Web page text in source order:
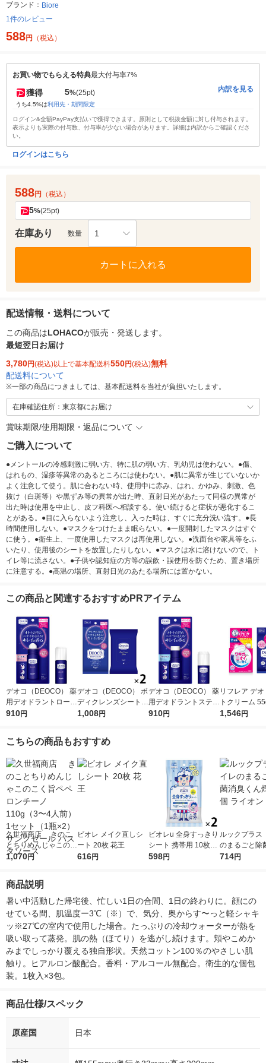
ブランド： Biore
1件のレビュー
588円 （税込）
お買い物でもらえる特典最大付与率7%
獲得 5%(25pt)
うち4.5%は利用先・期間限定
内訳を見る
ログイン&全額PayPay支払いで獲得できます。原則として税抜金額に対し付与されます。
表示よりも実際の付与数、付与率が少ない場合があります。詳細は内訳からご確認くださ
い。
ログインはこちら
588円 （税込）
5%(25pt)
在庫あり 数量 1
カートに入れる
配送情報・送料について
この商品はLOHACOが販売・発送します。
最短翌日お届け
3,780円(税込)以上で基本配送料550円(税込)無料
配送料について
※一部の商品につきましては、基本配送料を当社が負担いたします。
在庫確認住所：東京都にお届け
賞味期限/使用期限・返品について
ご購入について
●メントールの冷感刺激に弱い方、特に肌の弱い方、乳幼児は使わない。●傷、
はれもの、湿疹等異常のあるところには使わない。●肌に異常が生じていないか
よく注意して使う。肌に合わない時、使用中に赤み、はれ、かゆみ、刺激、色
抜け（白斑等）や黒ずみ等の異常が出た時、直射日光があたって同様の異常が
出た時は使用を中止し、皮フ科医へ相談する。使い続けると症状が悪化するこ
とがある。●目に入らないよう注意し、入った時は、すぐに充分洗い流す。●長
時間使用しない。●マスクをつけたまま眠らない。●一度開封したマスクはすぐ
に使う。●衛生上、一度使用したマスクは再使用しない。●洗面台や家具等をふ
いたり、使用後のシートを放置したりしない。●マスクは水に溶けないので、ト
イレ等に流さない。●子供や認知症の方等の誤飲・誤使用を防ぐため、置き場所
に注意する。●高温の場所、直射日光のあたる場所には置かない。
この商品と関連するおすすめPRアイテム
デオコ（DEOCO） 薬
用デオドラントロール
オン 30ml ロート製薬
910円
デオコ（DEOCO） ボ
ディクレンズシート 3
6枚入×2個 ロート製薬
1,008円
デオコ（DEOCO） 薬
用デオドラントスティ
ック 13g ロート製薬
910円
リフレア デ
トクリーム
オコ（
1,546円
こちらの商品もおすすめ
久世福商店 きのこ
とちりめんじゃこのこ
く旨ペペロンチーノ
クゼール パスタソー
ス
1,070円
ビオレ メイク直しシ
ート 20枚 花王
616円
ビオレu 全身すっきり
シート 携帯用 10枚入
2個 花王 汗拭きシー
598円
ルックプラス
のまるごと除
ん煙剤 1個 ラ
714円
商品説明
暑い中活動した帰宅後、忙しい1日の合間、1日の終わりに。顔にの
せている間、肌温度ー3℃（※）で、気分、奥からす〜っと軽シャキ
ッ※27℃の室内で使用した場合。たっぷりの冷却ウォーターが熱を
吸い取って蒸発。肌の熱（ほてり）を逃がし続けます。頬やこめか
みまでしっかり覆える独自形状。天然コットン100％のやさしい肌
触り。ヒアルロン酸配合。香料・アルコール無配合。衛生的な個包
装。1枚入×3包。
商品仕様/スペック
原産国 日本